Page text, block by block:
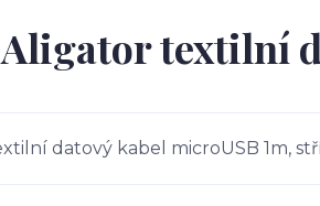
Aligator textilní